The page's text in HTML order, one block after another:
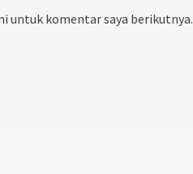
untuk komentar saya berikutnya.